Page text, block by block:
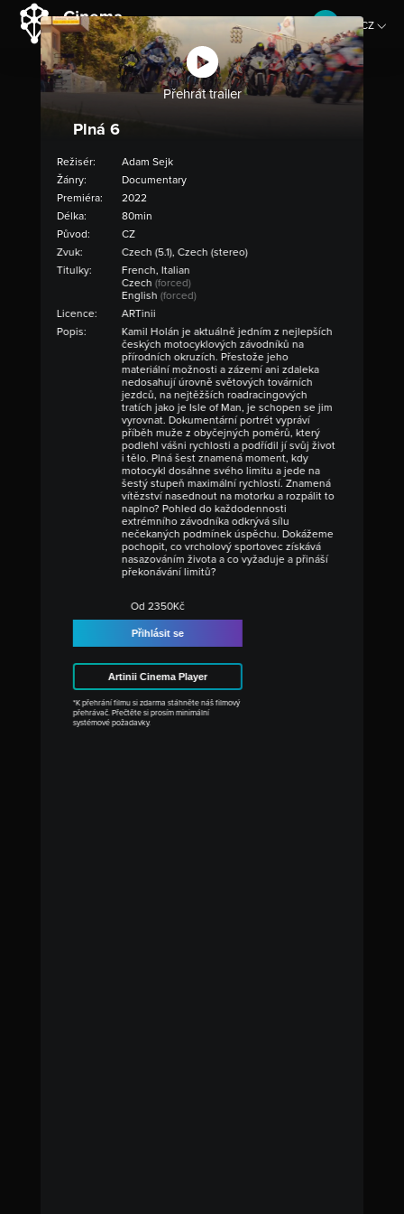
CZ
EN
Přehrát trailer
Plná 6
Režisér:
Adam Sejk
Žánry:
Documentary
Premiéra:
2022
Délka:
80min
Původ:
CZ
Zvuk:
Czech (5.1), Czech (stereo)
Titulky:
French, Italian
Czech (forced)
English (forced)
Licence:
ARTinii
Popis:
Kamil Holán je aktuálně jedním z nejlepších
českých motocyklových závodníků na
přírodních okruzích. Přestože jeho
materiální možnosti a zázemí ani zdaleka
nedosahují úrovně světových továrních
jezdců, na nejtěžších roadracingových
tratích jako je Isle of Man, je schopen se jim
vyrovnat. Dokumentární portrét vypráví
příběh muže z obyčejných poměrů, který
podlehl vášni rychlosti a podřídil jí svůj život
i tělo. Plná šest znamená moment, kdy
motocykl dosáhne svého limitu a jede na
šestý stupeň maximální rychlostí. Znamená
vítězství nasednout na motorku a rozpálit to
naplno? Pohled do každodennosti
extrémního závodníka odkrývá sílu
nečekaných podmínek úspěchu. Dokážeme
pochopit, co vrcholový sportovec získává
nasazováním života a co vyžaduje a přináší
překonávání limitů?
Od 2350Kč
Přihlásit se
Artinii Cinema Player
*K přehrání filmu si zdarma stáhněte náš filmový
přehrávač. Přečtěte si prosím minimální
systémové požadavky.